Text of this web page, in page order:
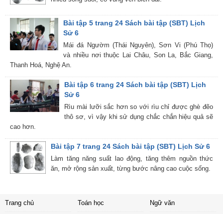
Bài tập 5 trang 24 Sách bài tập (SBT) Lịch
Sử 6
Mái đá Ngườm (Thái Nguyên), Sơn Vi (Phú Thọ)
và nhiều nơi thuộc Lai Châu, Son La, Bắc Giang,
Thanh Hoá, Nghệ An.
Bài tập 6 trang 24 Sách bài tập (SBT) Lịch
Sử 6
Rìu mài lưỡi sắc hơn so với rìu chỉ được ghè đẽo
thô sơ, vì vậy khi sử dụng chắc chắn hiệu quả sẽ
cao hơn.
Bài tập 7 trang 24 Sách bài tập (SBT) Lịch Sử 6
Làm tăng năng suất lao động, tăng thêm nguồn thức
ăn, mở rộng sản xuất, từng bước nâng cao cuộc sống.
Trang chủ Toán học Ngữ văn